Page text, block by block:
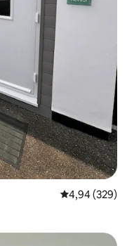
5 üzerinden
4,94 (329)